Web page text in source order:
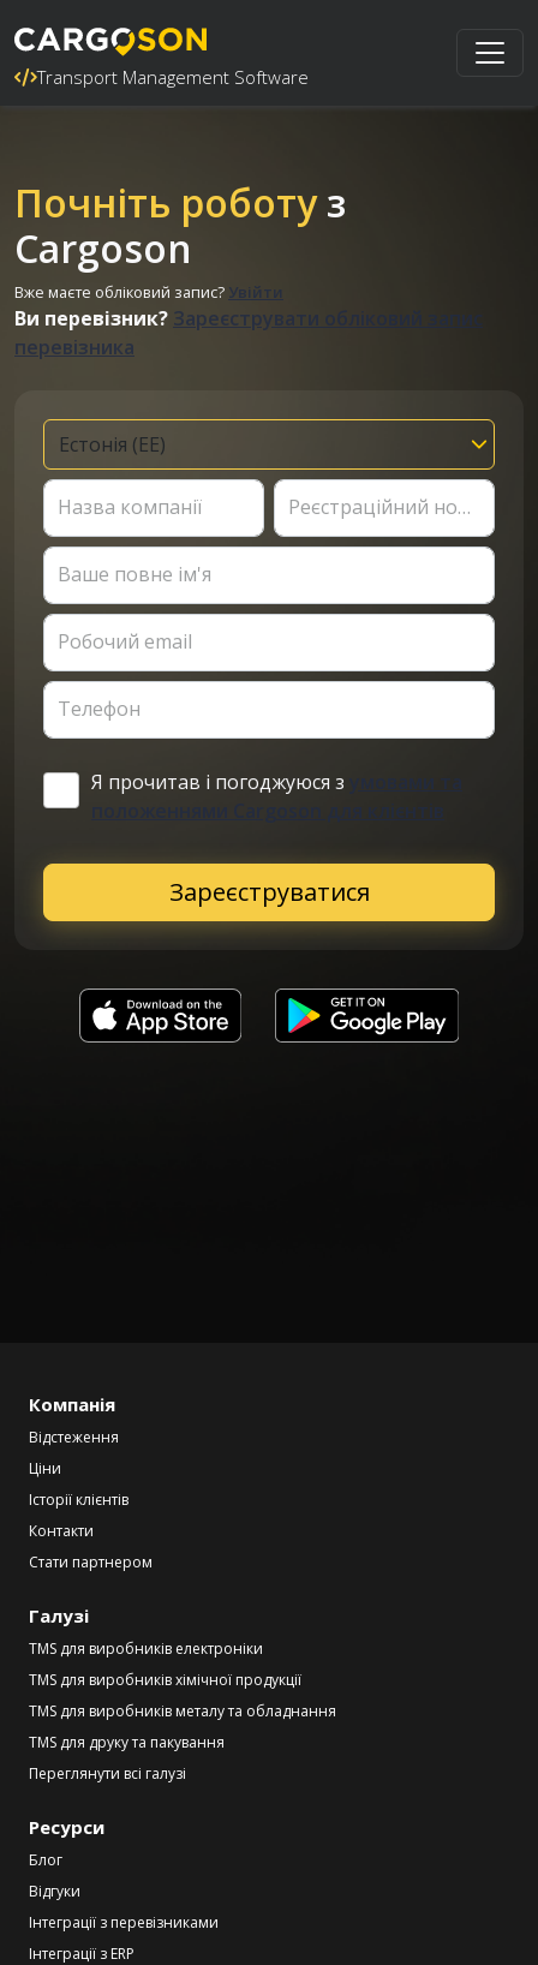
Transport Management Software
Почніть роботуз
Cargoson
Вже маєте обліковий запис? Увійти
Ви перевізник? Зареєструвати обліковий запис
перевізника
Назва компанії Реєстраційний номер
Ваше повне ім'я
Робочий email
Телефон
Я прочитав і погоджуюся з
умовами та
положеннями Cargoson для клієнтів
Зареєструватися
Компанія
Відстеження
Ціни
Історії клієнтів
Контакти
Стати партнером
Галузі
TMS для виробників електроніки
TMS для виробників хімічної продукції
TMS для виробників металу та обладнання
TMS для друку та пакування
Переглянути всі галузі
Ресурси
Блог
Відгуки
Інтеграції з перевізниками
Інтеграції з ERP